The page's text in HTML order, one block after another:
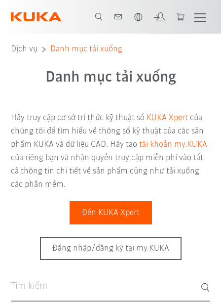
Dịch vụ Danh mục tải xuống
Danh mục tải xuống
Hãy truy cập cơ sở tri thức kỹ thuật số KUKA Xpert của
chúng tôi để tìm hiểu về thông số kỹ thuật của các sản
phẩm KUKA và dữ liệu CAD. Hãy tạotài khoản my.KUKA
của riêng bạn và nhận quyền truy cập miễn phí vào tất
cả thông tin chi tiết về sản phẩm cũng như tải xuống
các phần mềm.
Đến KUKA Xpert
Đăng nhập/đăng ký tại my.KUKA